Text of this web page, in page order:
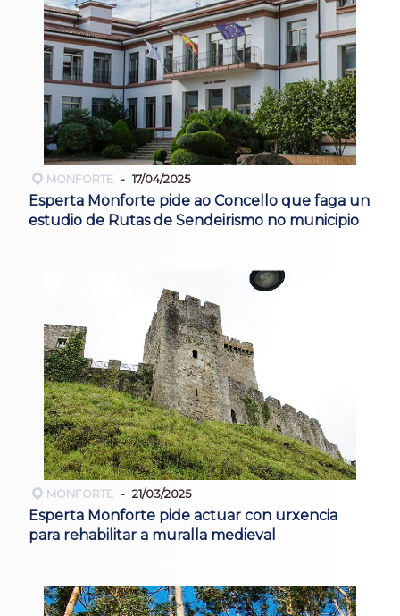
MONFORTE 17/04/2025
Esperta Monforte pide ao Concello que faga un
estudio de Rutas de Sendeirismo no municipio
MONFORTE 21/03/2025
Esperta Monforte pide actuar con urxencia
para rehabilitar a muralla medieval